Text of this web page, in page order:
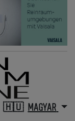
MAGYAR